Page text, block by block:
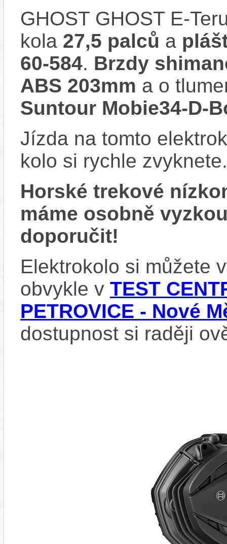
GHOST GHOST E-
kola 27,5 palců a
60-584. Brzdy
ABS 203mm a o
Suntour Mobie34-D-
Jízda na tomto
kolo si rychle zvyknete.
Horské trekové
máme osobně
doporučit!
Elektrokolo si můžete
obvykle v TEST
PETROVICE - Nové
dostupnost si raději